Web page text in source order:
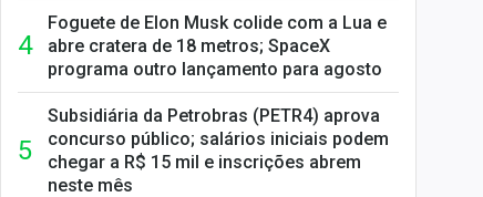
Foguete de Elon Musk colide com a Lua e
abre cratera de 18 metros; SpaceX
programa outro lançamento para agosto
Subsidiária da Petrobras (PETR4) aprova
concurso público; salários iniciais podem
chegar a R$ 15 mil e inscrições abrem
neste mês